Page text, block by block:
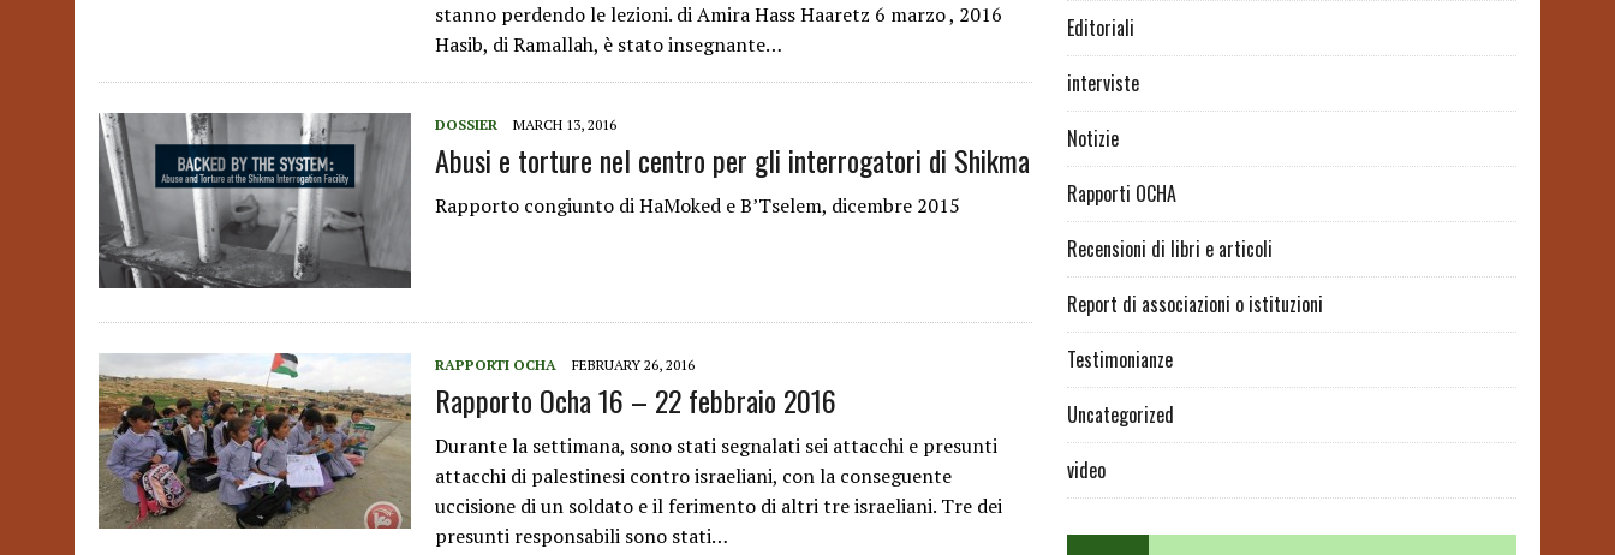
stanno perdendo le lezioni. di Amira Hass Haaretz 6 marzo , 2016
Hasib, di Ramallah, è stato insegnante…
DOSSIER MARCH 13, 2016
Abusi e torture nel centro per gli interrogatori di Shikma
Rapporto congiunto di HaMoked e B’Tselem, dicembre 2015
RAPPORTI OCHA FEBRUARY 26, 2016
Rapporto Ocha 16 – 22 febbraio 2016
Durante la settimana, sono stati segnalati sei attacchi e presunti
attacchi di palestinesi contro israeliani, con la conseguente
uccisione di un soldato e il ferimento di altri tre israeliani. Tre dei
presunti responsabili sono stati…
Editoriali
interviste
Notizie
Rapporti OCHA
Recensioni di libri e articoli
Report di associazioni o istituzioni
Testimonianze
Uncategorized
video